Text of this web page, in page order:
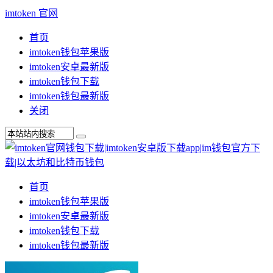
imtoken 官网
首页
imtoken钱包苹果版
imtoken安卓最新版
imtoken钱包下载
imtoken钱包最新版
关闭
首页
imtoken钱包苹果版
imtoken安卓最新版
imtoken钱包下载
imtoken钱包最新版